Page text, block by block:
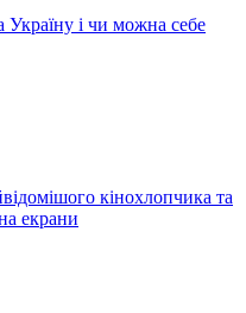
Україну і чи можна себе
кінохлопчика та
екрани